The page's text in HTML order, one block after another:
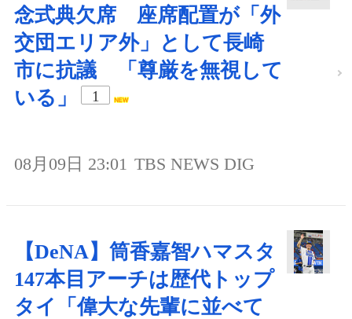
念式典欠席 座席配置が「外
交団エリア外」として長崎
市に抗議 「尊厳を無視して
いる」
1
08月09日 23:01 TBS NEWS DIG
【DeNA】筒香嘉智ハマスタ
147本目アーチは歴代トップ
タイ「偉大な先輩に並べて